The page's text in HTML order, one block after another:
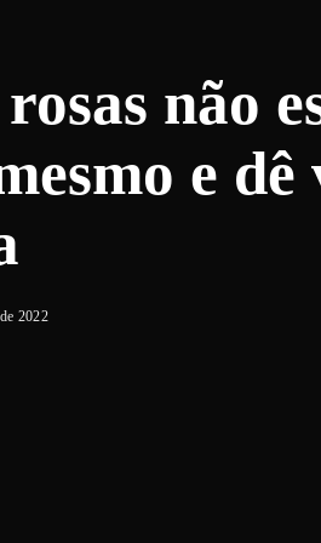
não
e dê
2022